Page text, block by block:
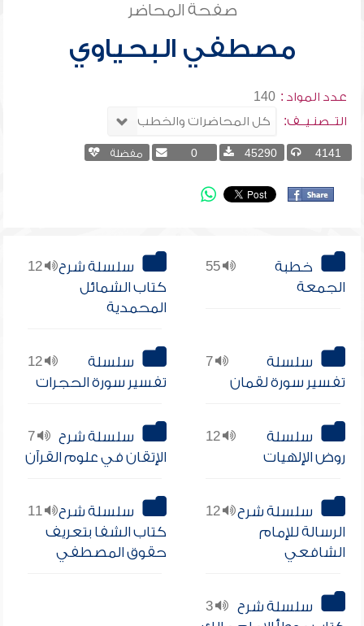
صفحة المحاضر
مصطفي البحياوي
عدد المواد : 140
التــصنـيــف:
4141
45290
0 مفضلة
55
خطبة
الجمعة
12
سلسلة شرح
كتاب الشمائل
المحمدية
7
سلسلة
تفسير سورة لقمان
12
سلسلة
تفسير سورة الحجرات
12
سلسلة
روض الإلهيات
7
سلسلة شرح
الإتقان في علوم القرآن
12
سلسلة شرح
الرسالة للإمام
الشافعي
11
سلسلة شرح
كتاب الشفا بتعريف
حقوق المصطفي
3
سلسلة شرح